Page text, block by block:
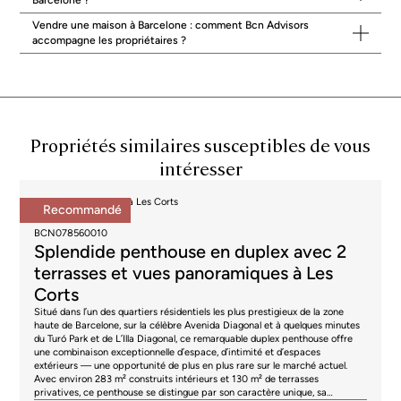
toutes les rénovations ne se valent pas : matériaux, ventilation,
isolation, menuiseries, et cohérence technique doivent être analysés
avec méthode.
gestion plus simple au quotidien : voir nospenthouses à vendre à
Barcelone
Discrétion, sélection et due diligence :
l’approche Bcn Advisors
Notre rôle est de sécuriser votre décision sans bruit inutile. Cela
passe par une sélection rigoureuse, des visites utiles (pas des
marathons), et une due diligence structurée : vérification des
documents, lecture des contraintes techniques, et coordination avec
les interlocuteurs nécessaires. L’objectif est que vous achetiez en
comprenant précisément ce que vous achetez, et pourquoi ce bien
est cohérent avec votre projet.
Conseil de terrain: sur une maison, l’« impression » est
souvent excellente. Ce sont les détails techniques et
juridiques qui font la différence.
Vendre une maison à Barcelone : comment Bcn Advisors
accompagne les propriétaires ?
Propriétés similaires susceptibles de vous
intéresser
Recommandé
Penthouses à vendre à Les Corts
2.290.000 €
BCN078560010
Splendide penthouse en duplex avec 2
terrasses et vues panoramiques à Les
Corts
Situé dans l’un des quartiers résidentiels les plus prestigieux de la zone
haute de Barcelone, sur la célèbre Avenida Diagonal et à quelques minutes
du Turó Park et de L’Illa Diagonal, ce remarquable duplex penthouse offre
une combinaison exceptionnelle d’espace, d’intimité et d’espaces
extérieurs — une opportunité de plus en plus rare sur le marché actuel.
Avec environ 283 m² construits intérieurs et 130 m² de terrasses
privatives, ce penthouse se distingue par son caractère unique, sa